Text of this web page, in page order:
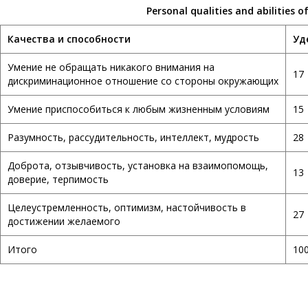
Personal qualities and abilities
Качества и способности
Умение не обращать никакого внимания на
дискриминационное отношение со стороны окружающих
17
Умение приспособиться к любым жизненным условиям 15
Разумность, рассудительность, интеллект, мудрость 28
Доброта, отзывчивость, установка на взаимопомощь,
доверие, терпимость
13
Целеустремленность, оптимизм, настойчивость в
достижении желаемого
27
Итого